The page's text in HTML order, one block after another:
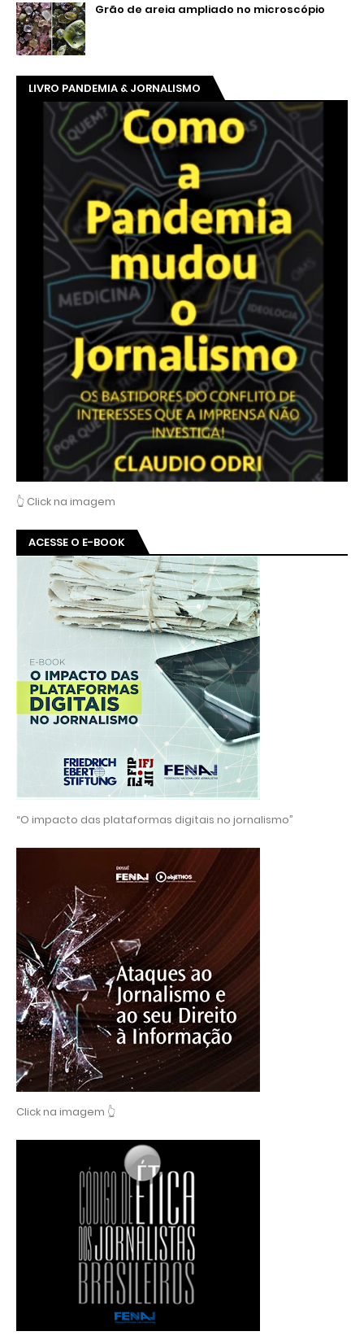
Grão de areia ampliado no microscópio
LIVRO PANDEMIA & JORNALISMO
👆 Click na imagem
ACESSE O E-BOOK
“O impacto das plataformas digitais no jornalismo”
Click na imagem 👆